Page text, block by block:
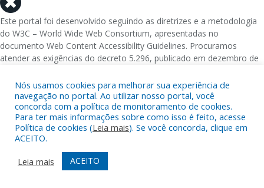
Nós usamos cookies para melhorar sua experiência de
navegação no portal. Ao utilizar nosso portal, você
concorda com a política de monitoramento de cookies.
Para ter mais informações sobre como isso é feito, acesse
Política de cookies (Leia mais). Se você concorda, clique em
ACEITO.
Leia mais
ACEITO
Este portal foi desenvolvido seguindo as diretrizes e a metodologia
do W3C – World Wide Web Consortium, apresentadas no
documento Web Content Accessibility Guidelines. Procuramos
atender as exigências do decreto 5.296, publicado em dezembro de
eletrônicos da administração pública na rede mundial de
computadores para o uso das pessoas com necessidades especiais,
garantindo-lhes o pleno acesso aos conteúdos disponíveis.
Além de validações automáticas, foram realizados testes em
diversos navegadores e através do utilitário de acesso a Internet do
DOSVOX, sistema operacional destinado deficientes visuais.